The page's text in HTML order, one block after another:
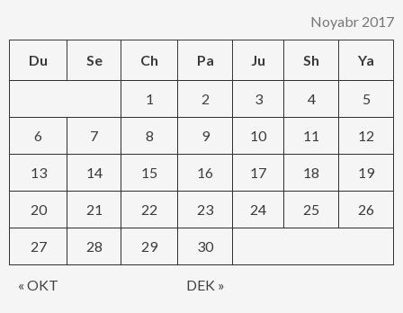
Noyabr 2017
Du Se Ch Pa Ju Sh Ya
« OKT DEK »
1 2 3 4 5
6 7 8 9 10 11 12
13 14 15 16 17 18 19
20 21 22 23 24 25 26
27 28 29 30